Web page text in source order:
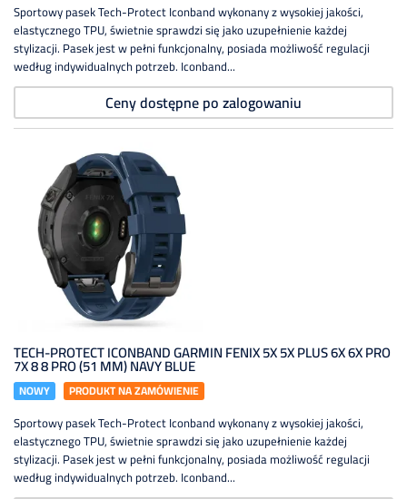
Sportowy pasek Tech-Protect Iconband wykonany z wysokiej jakości,
elastycznego TPU, świetnie sprawdzi się jako uzupełnienie każdej
stylizacji. Pasek jest w pełni funkcjonalny, posiada możliwość regulacji
według indywidualnych potrzeb. Iconband...
Ceny dostępne po zalogowaniu
TECH-PROTECT ICONBAND GARMIN FENIX 5X 5X PLUS 6X 6X PRO
7X 8 8 PRO (51 MM) NAVY BLUE
NOWY PRODUKT NA ZAMÓWIENIE
Sportowy pasek Tech-Protect Iconband wykonany z wysokiej jakości,
elastycznego TPU, świetnie sprawdzi się jako uzupełnienie każdej
stylizacji. Pasek jest w pełni funkcjonalny, posiada możliwość regulacji
według indywidualnych potrzeb. Iconband...